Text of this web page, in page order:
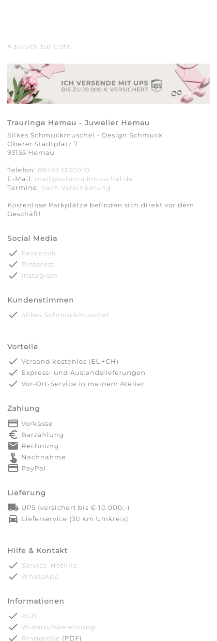
< zurück zur Liste
Trauringe Hemau - Juwelier Hemau
Silkes Schmuckmuschel - Design Schmuck
Oberer Stadtplatz 7
93155 Hemau
Telefon: 09491 6130010
E-Mail: mail@schmuckmuschel.de
Termine: nach Vereinbarung​​​​​​​
Kostenlose Parkplätze befinden sich direkt vor dem
Geschäft!
Social Media
done Facebook
done Pinterest
done Instagram
Kundenstimmen
done Silkes Schmuckmuschel
Vorteile
done Versand kostenlos (EU+CH)
done Express- und Auslandslieferungen
done Vor-Ort-Service in meinem Atelier
Zahlung
payment Vorkasse
euro_symbol Barzahlung
markunread Rechnung
touch_app Nachnahme
credit_card PayPal
Lieferung
local_shipping UPS (versichert bis € 10.000,-)
directions_car Lieferservice (30 km Umkreis)
Hilfe & Kontakt
done Service-Hotline
done WhatsApp
Informationen
done AGB
done Widerrufsbelehrung
done Ringgröße (PDF)